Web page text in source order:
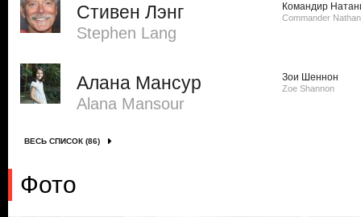
Стивен Лэнг
Stephen Lang
Командир
Commander
Алана Мансур
Alana Mansour
Зои Шеннон
Zoe Shannon
ВЕСЬ СПИСОК (86)
Фото